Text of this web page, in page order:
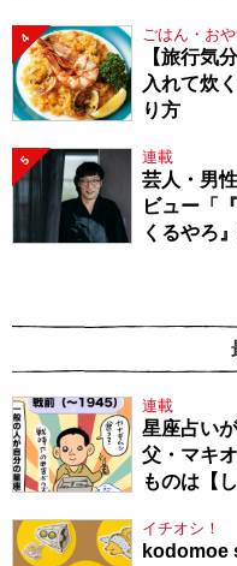
4 ごはん・お
【旅行気
入れて炊
り方
5 連載
芸人・男
ビュー「
くるやろ
連載
星座占い
父・マキ
ものは【
イチオシ！
kodomoe